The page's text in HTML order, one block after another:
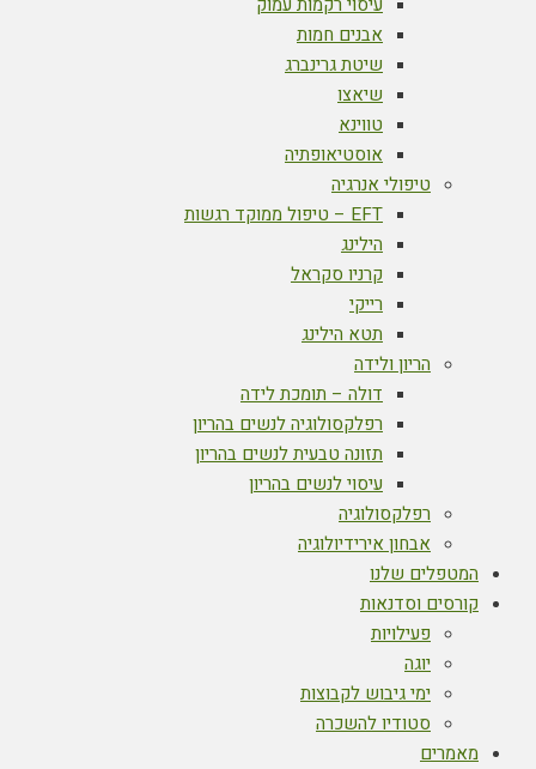
אבנים חמות
שיטת גרינברג
שיאצו
טווינא
אוסטיאופתיה
טיפולי אנרגיה
EFT – טיפול ממוקד רגשות
הילינג
קרניו סקראל
רייקי
תטא הילינג
הריון ולידה
דולה – תומכת לידה
רפלקסולוגיה לנשים בהריון
תזונה טבעית לנשים בהריון
עיסוי לנשים בהריון
רפלקסולוגיה
אבחון אירידיולוגיה
המטפלים שלנו
קורסים וסדנאות
פעילויות
יוגה
ימי גיבוש לקבוצות
סטודיו להשכרה
מאמרים